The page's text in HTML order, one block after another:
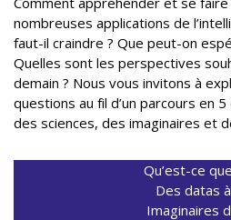
nombreuses applications de
faut-il craindre ? Que peut-on
Quelles sont les perspectives
demain ? Nous vous invitons à
questions au fil d’un parcours en
des sciences, des imaginaires et
Qu’est-ce
Des datas à
Imaginaires